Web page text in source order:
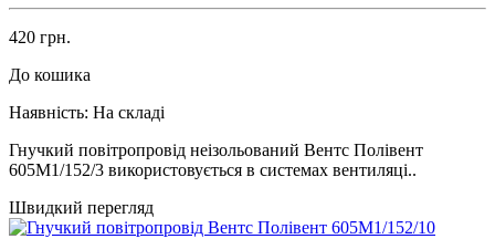
420 грн.
До кошика
Наявність: На складі
Гнучкий повітропровід неізольований Вентс Полівент
605М1/152/3 використовується в системах вентиляці..
Швидкий перегляд